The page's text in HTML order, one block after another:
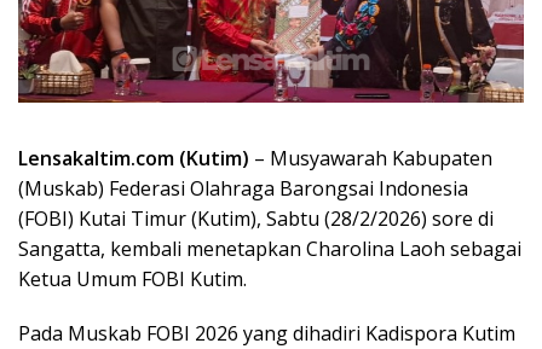
Lensakaltim.com (Kutim) – Musyawarah Kabupaten
(Muskab) Federasi Olahraga Barongsai Indonesia
(FOBI) Kutai Timur (Kutim), Sabtu (28/2/2026) sore di
Sangatta, kembali menetapkan Charolina Laoh sebagai
Ketua Umum FOBI Kutim.
Pada Muskab FOBI 2026 yang dihadiri Kadispora Kutim